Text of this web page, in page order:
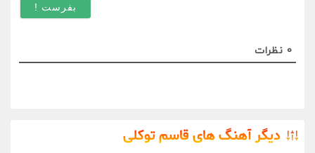
0 نظرات
دیگر آهنگ های قاسم توکلی